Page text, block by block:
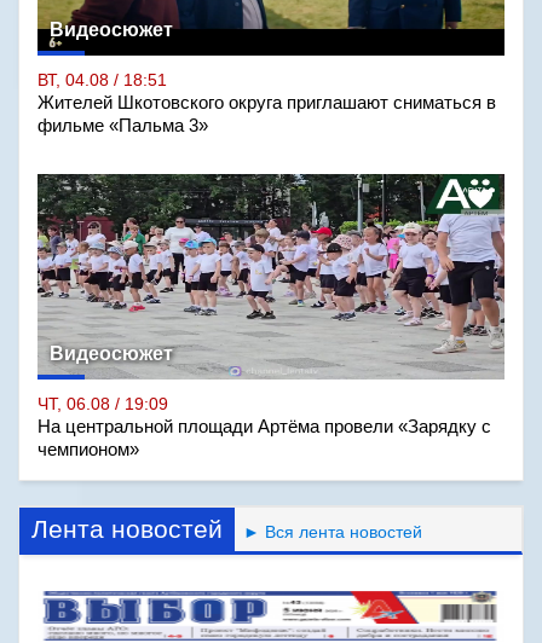
Видеосюжет
ВТ, 04.08 / 18:51
Жителей Шкотовского округа приглашают сниматься в
фильме «Пальма 3»
Видеосюжет
ЧТ, 06.08 / 19:09
На центральной площади Артёма провели «Зарядку с
чемпионом»
Лента новостей ► Вся лента новостей